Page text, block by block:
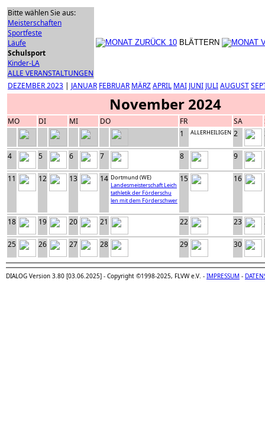
Bitte wählen Sie aus:
Meisterschaften
Sportfeste
Läufe
Schulsport
Kinder-LA
ALLE VERANSTALTUNGEN
BLÄTTERN
DEZEMBER 2023 | JANUAR FEBRUAR MÄRZAPRIL MAI JUNI JULIAUGUST
November 2024
MO DI MI DO FR SA
1
ALLERHEILIGEN 2
4 5 6 7 8 9
11 12 13 14 Dortmund (WE)
Landesmeisterschaft Leich
tathletik der Förderschu
len mit dem Förderschwer
15 16
18 19 20 21 22 23
25 26 27 28 29 30
DIALOG Version 3.80 [03.06.2025] - Copyright ©1998-2025, FLVW e.V. - IMPRESSUM -